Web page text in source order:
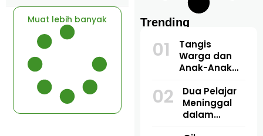
Muat lebih banyak Trending
01
Tangis
Warga dan
Anak-Anak
Perpisahan
KKN USK di
Pulo Lawang
02
Dua Pelajar
Meninggal
dalam